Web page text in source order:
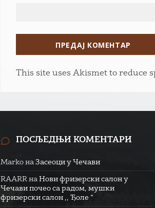
This site uses Akismet to reduce
ПОСЉЕДЊИ КОМЕНТАРИ
Marko наЗасеоци у Чечави
RAARR наНови фризерски салон у
Чечави почео са радом, мушки
фризерски салон ,, Ђоле “